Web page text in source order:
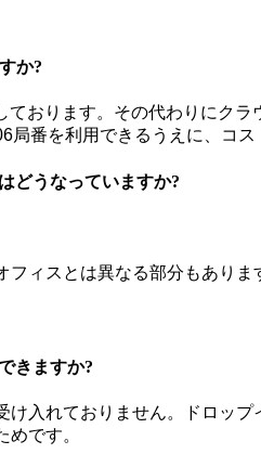
か?
ております。その代わりにク
局番を利用できるうえに、コ
どうなっていますか?
ィスとは異なる部分もあり
きますか?
け入れておりません。ドロッ
めです。